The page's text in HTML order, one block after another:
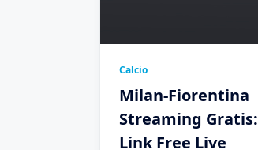
Calcio
Milan-Fiorentina
Streaming Gratis:
Link Free Live